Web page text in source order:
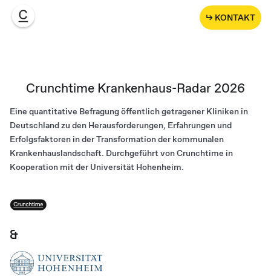
↳ KONTAKT
Crunchtime Krankenhaus-Radar 2026
Eine quantitative Befragung öffentlich getragener Kliniken in
Deutschland zu den Herausforderungen, Erfahrungen und
Erfolgsfaktoren in der Transformation der kommunalen
Krankenhauslandschaft. Durchgeführt von Crunchtime in
Kooperation mit der Universität Hohenheim.
&